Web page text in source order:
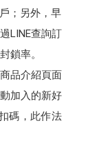
；另外，早
LINE查詢訂
鎖率。
品介紹頁面
加入的新好
碼，此作法